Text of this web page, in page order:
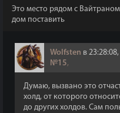
Это место рядом с
дом поставить
Wolfsten в
№15,
Думаю, вызвано это
холд, от которого
до других холдов. Сам